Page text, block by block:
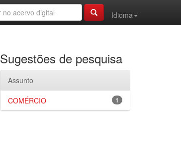
Idioma
Sugestões de pesquisa
Assunto
1
COMÉRCIO